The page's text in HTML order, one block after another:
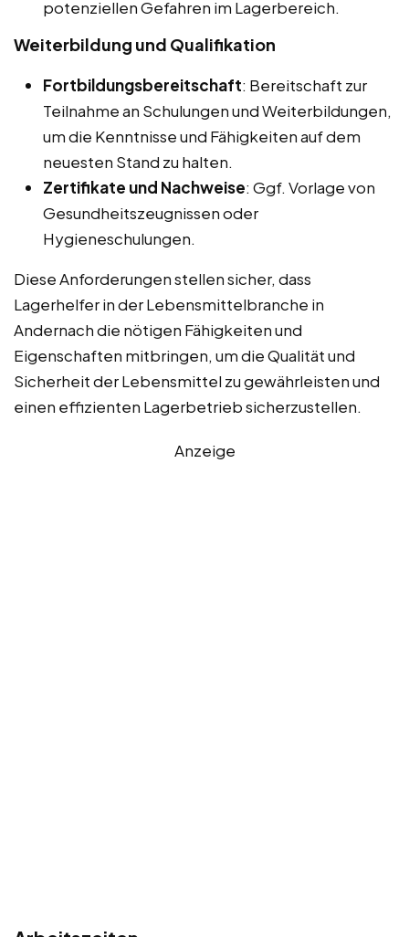
potenziellen Gefahren im Lagerbereich.
Weiterbildung und Qualifikation
Fortbildungsbereitschaft: Bereitschaft zur
Teilnahme an Schulungen und Weiterbildungen,
um die Kenntnisse und Fähigkeiten auf dem
neuesten Stand zu halten.
Zertifikate und Nachweise: Ggf. Vorlage von
Gesundheitszeugnissen oder
Hygieneschulungen.
Diese Anforderungen stellen sicher, dass
Lagerhelfer in der Lebensmittelbranche in
Andernach die nötigen Fähigkeiten und
Eigenschaften mitbringen, um die Qualität und
Sicherheit der Lebensmittel zu gewährleisten und
einen effizienten Lagerbetrieb sicherzustellen.
Anzeige